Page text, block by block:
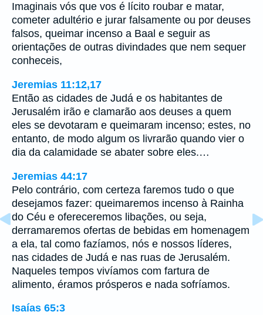
Imaginais vós que vos é lícito roubar e matar,
cometer adultério e jurar falsamente ou por deuses
falsos, queimar incenso a Baal e seguir as
orientações de outras divindades que nem sequer
conheceis,
Jeremias 11:12,17
Então as cidades de Judá e os habitantes de
Jerusalém irão e clamarão aos deuses a quem
eles se devotaram e queimaram incenso; estes, no
entanto, de modo algum os livrarão quando vier o
dia da calamidade se abater sobre eles.…
Jeremias 44:17
Pelo contrário, com certeza faremos tudo o que
desejamos fazer: queimaremos incenso à Rainha
do Céu e ofereceremos libações, ou seja,
derramaremos ofertas de bebidas em homenagem
a ela, tal como fazíamos, nós e nossos líderes,
nas cidades de Judá e nas ruas de Jerusalém.
Naqueles tempos vivíamos com fartura de
alimento, éramos prósperos e nada sofríamos.
Isaías 65:3